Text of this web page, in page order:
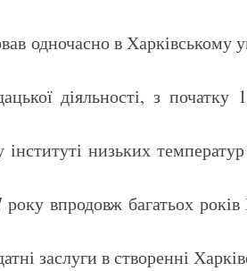
одночасно в Харківському
діяльності, з
інституті низьких
впродовж багатьох
заслуги в створенні